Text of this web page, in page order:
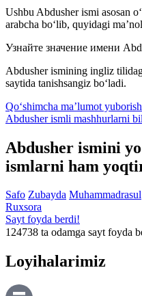
Ushbu Abdusher ismi asosan
arabcha bo‘lib, quyidagi
Узнайте значение имени
Abdusherismining ingliz
saytida tanishsangiz bo‘ladi.
Qo‘shimcha ma’lumot yuborish
Abdusher ismli mashhurlarni
Abdusher ismini
ismlarni ham
Safo Zubayda Muhammadrasul
Ruxsora
Sayt foyda berdi!
124738 ta odamga sayt foyda
Loyihalarimiz